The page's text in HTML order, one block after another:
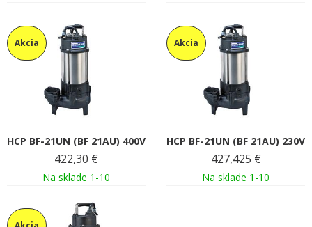
Akcia
HCP BF-21UN (BF 21AU) 400V
422,30 €
Na sklade 1-10
Akcia
HCP BF-21UN (BF 21AU) 230V
427,425 €
Na sklade 1-10